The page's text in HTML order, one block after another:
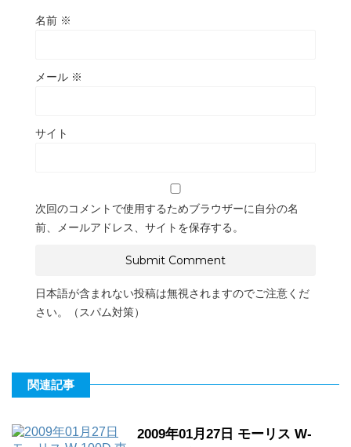
名前 ※
メール ※
サイト
次回のコメントで使用するためブラウザーに自分の名
前、メールアドレス、サイトを保存する。
日本語が含まれない投稿は無視されますのでご注意くだ
さい。（スパム対策）
関連記事
2009年01月27日 モーリス W-